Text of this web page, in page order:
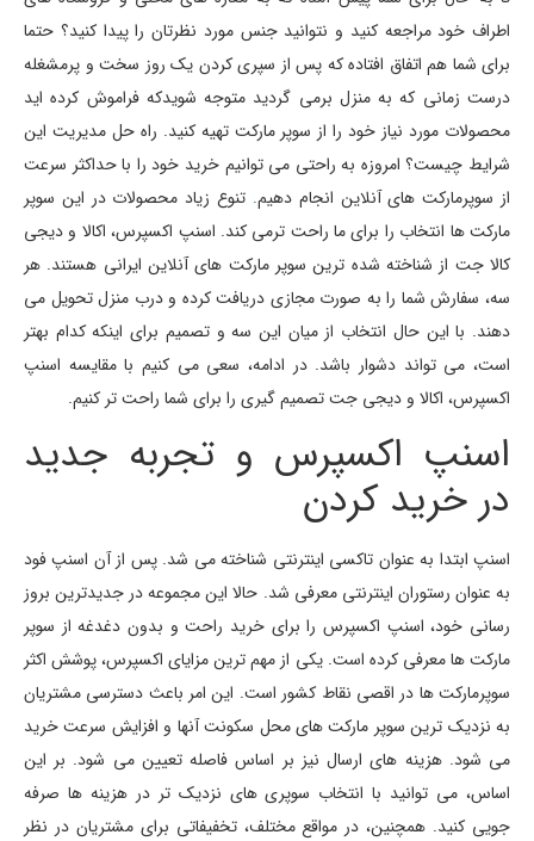
اطراف خود مراجعه کنید و نتوانید جنس مورد نظرتان را پیدا کنید؟ حتما
برای شما هم اتفاق افتاده که پس از سپری کردن یک روز سخت و پرمشغله
درست زمانی که به منزل برمی گردید متوجه شویدکه فراموش کرده اید
محصولات مورد نیاز خود را از سوپر مارکت تهیه کنید. راه حل مدیریت این
شرایط چیست؟ امروزه به راحتی می توانیم خرید خود را با حداکثر سرعت
از سوپرمارکت های آنلاین انجام دهیم. تنوع زیاد محصولات در این سوپر
مارکت ها انتخاب را برای ما راحت ترمی کند. اسنپ اکسپرس، اکالا و دیجی
کالا جت از شناخته شده ترین سوپر مارکت های آنلاین ایرانی هستند. هر
سه، سفارش شما را به صورت مجازی دریافت کرده و درب منزل تحویل می
دهند. با این حال انتخاب از میان این سه و تصمیم برای اینکه کدام بهتر
است، می تواند دشوار باشد. در ادامه، سعی می کنیم با مقایسه اسنپ
اکسپرس، اکالا و دیجی جت تصمیم گیری را برای شما راحت تر کنیم.
اسنپ اکسپرس و تجربه جدید
در خرید کردن
اسنپ ابتدا به عنوان تاکسی اینترنتی شناخته می شد. پس از آن اسنپ فود
به عنوان رستوران اینترنتی معرفی شد. حالا این مجموعه در جدیدترین بروز
رسانی خود، اسنپ اکسپرس را برای خرید راحت و بدون دغدغه از سوپر
مارکت ها معرفی کرده است. یکی از مهم ترین مزایای اکسپرس، پوشش اکثر
سوپرمارکت ها در اقصی نقاط کشور است. این امر باعث دسترسی مشتریان
به نزدیک ترین سوپر مارکت های محل سکونت آنها و افزایش سرعت خرید
می شود. هزینه های ارسال نیز بر اساس فاصله تعیین می شود. بر این
اساس، می توانید با انتخاب سوپری های نزدیک تر در هزینه ها صرفه
جویی کنید. همچنین، در مواقع مختلف، تخفیفاتی برای مشتریان در نظر